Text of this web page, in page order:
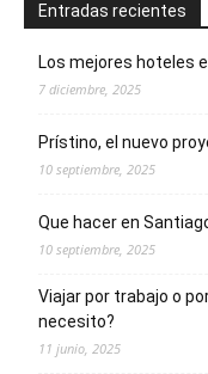
Entradas recientes
Los mejores hoteles
7 diciembre, 2025
Prístino, el nuevo
10 septiembre, 2025
Que hacer en
10 septiembre, 2025
Viajar por trabajo o
necesito?
11 junio, 2025